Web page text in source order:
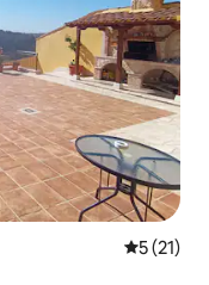
5 de uma
5 (21)